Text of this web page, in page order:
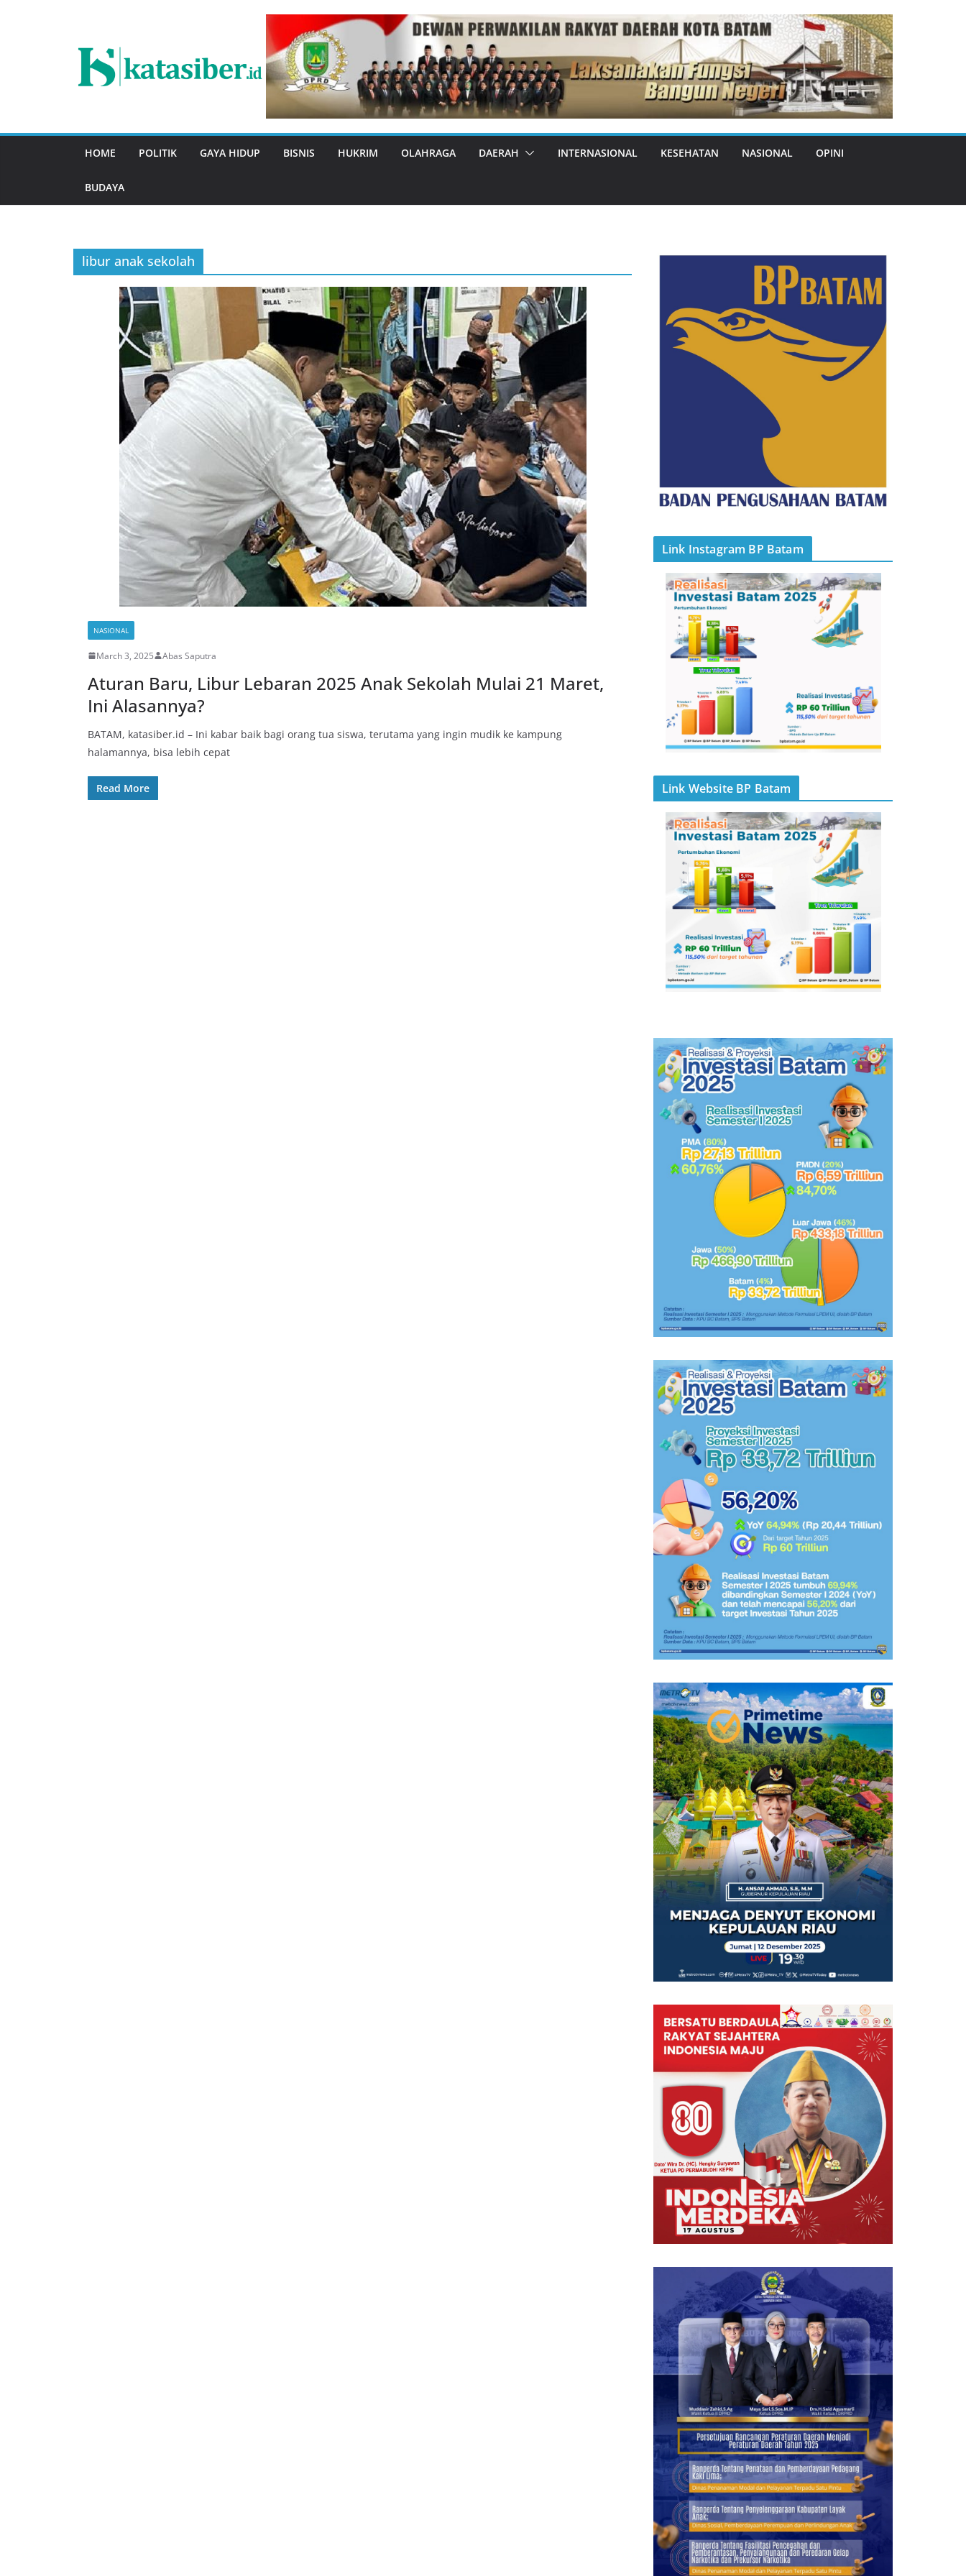
HOME POLITIK GAYA HIDUP BISNIS HUKRIM OLAHRAGA DAERAH INTERNASIONAL KESEHATAN NASIONAL OPINI
BUDAYA
libur anak sekolah
NASIONAL
March 3, 2025 Abas Saputra
Aturan Baru, Libur Lebaran 2025 Anak Sekolah Mulai 21 Maret,
Ini Alasannya?
BATAM, katasiber.id – Ini kabar baik bagi orang tua siswa, terutama yang ingin mudik ke kampung
halamannya, bisa lebih cepat
Read More
Link Instagram BP Batam
Link Website BP Batam